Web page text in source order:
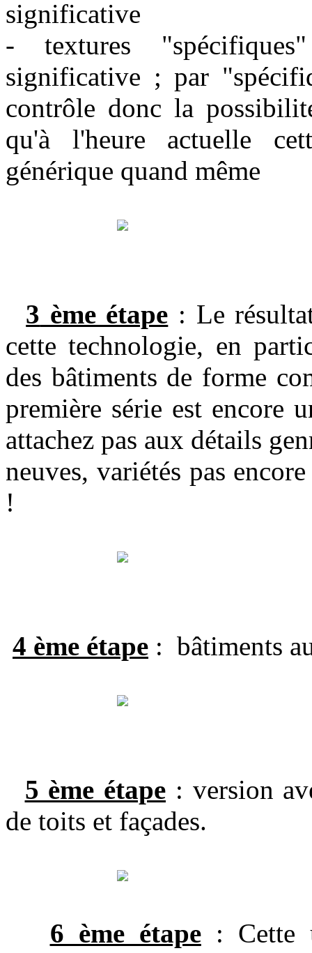
significative
- textures
significative ; par
contrôle donc la
qu'à l'heure actuelle
générique quand même
3 ème étape : Le
cette technologie, en
des bâtiments de forme
première série est encore
attachez pas aux détails
neuves, variétés pas
!
4 ème étape : bâtiments
5 ème étape : version
de toits et façades.
6 ème étape: Cette